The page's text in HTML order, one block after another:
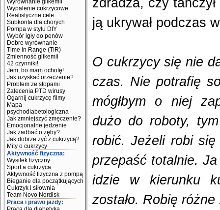
Wyrównanie glikemii
Wypalenie cukrzycowe
Realistyczne cele
Subkonta dla chorych
Pompa w stylu DIY
Wybór igły do penów
Dobre wyrównanie
Time in Range (TIR)
Zmienność glikemii
42 czynniki!
Jem, bo mam ochotę!
Jak uzyskać orzeczenie?
Problem ze stopami
Zalecenia PTD wirusy
Ogarnij cukrzycę filmy
Mapa
psychodiabetologiczna
Jak zmniejszyć zmęczenie?
Emocjonalne jedzenie
Jak zadbać o zęby?
Jak dobrze żyć z cukrzycą?
Mity o cukrzycy
Aktywność fizyczna:
Wysiłek fizyczny
Sport a cukrzyca
Aktywność fizyczna z pompą
Bieganie dla początkujących
Cukrzyk i siłownia
Team Novo Nordisk
Praca i prawo jazdy:
zdradza, czy
ją ukrywał podczas
O cukrzycy się nie
czas. Nie potrafię
mógłbym o niej
dużo do roboty,
robić. Jeżeli robi
przepaść totalnie.
idzie w kierunku
zostało. Robię